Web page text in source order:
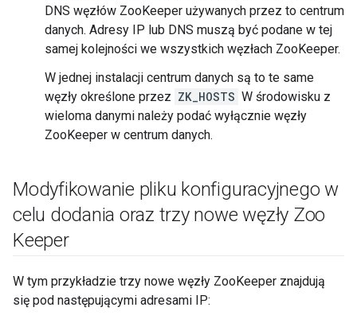
DNS węzłów ZooKeeper używanych przez to centrum
danych. Adresy IP lub DNS muszą być podane w tej
samej kolejności we wszystkich węzłach ZooKeeper.
W jednej instalacji centrum danych są to te same
węzły określone przez ZK_HOSTS W środowisku z
wieloma danymi należy podać wyłącznie węzły
ZooKeeper w centrum danych.
Modyfikowanie pliku konfiguracyjnego w
celu dodania oraz trzy nowe węzły Zoo
Keeper
W tym przykładzie trzy nowe węzły ZooKeeper znajdują
się pod następującymi adresami IP: